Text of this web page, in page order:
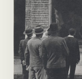
últimas
noticias